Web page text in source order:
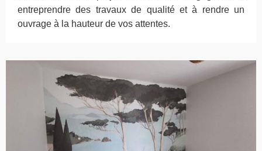
entreprendre des travaux de qualité et à rendre un
ouvrage à la hauteur de vos attentes.